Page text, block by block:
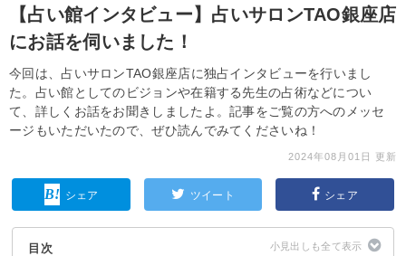
【占い館インタビュー】占いサロンTAO銀座店
にお話を伺いました！
今回は、占いサロンTAO銀座店に独占インタビューを行いまし
た。占い館としてのビジョンや在籍する先生の占術などについ
て、詳しくお話をお聞きしましたよ。記事をご覧の方へのメッセ
ージもいただいたので、ぜひ読んでみてくださいね！
2024年08月01日 更新
シェア ツイート シェア
目次